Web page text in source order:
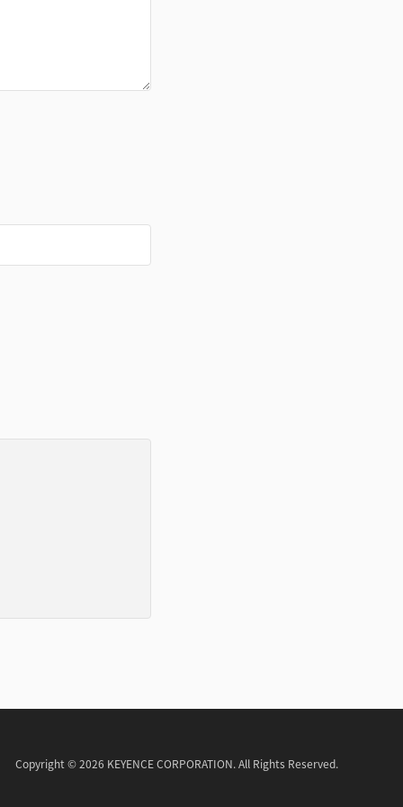
Copyright © 2026 KEYENCE CORPORATION. All Rights Reserved.